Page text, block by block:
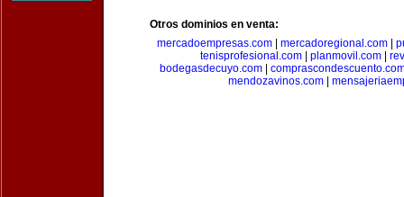
Otros dominios en venta:
mercadoempresas.com| mercadoregional.com|
tenisprofesional.com
planmovil.com
bodegasdecuyo.com
mendozavinos.com|